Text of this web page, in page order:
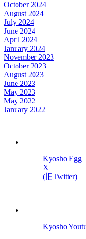
October 2024
August 2024
July 2024
June 2024
April 2024
January 2024
November 2023
October 2023
August 2023
June 2023
May 2023
May 2022
January 2022
Kyosho Egg
X
(旧Twitter)
Kyosho